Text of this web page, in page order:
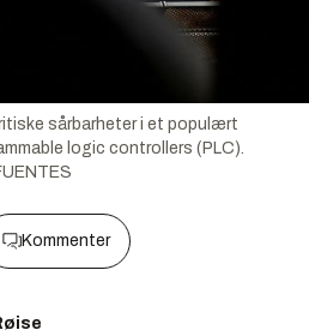
sårbarheter i et populært
logic controllers (PLC).
Kommenter